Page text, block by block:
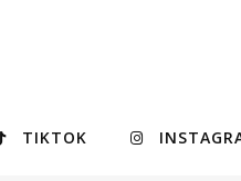
TIKTOK